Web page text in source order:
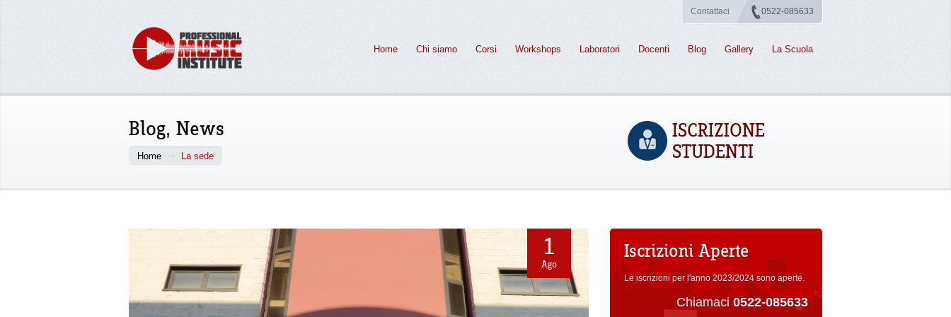
Contattaci 0522-085633
Home Chi siamo Corsi Workshops Laboratori Docenti Blog Gallery La Scuola
ISCRIZIONE
STUDENTI
Blog, News
Home La sede
1
Ago
Iscrizioni Aperte
Le iscrizioni per l'anno 2023/2024 sono aperte.
Chiamaci 0522-085633